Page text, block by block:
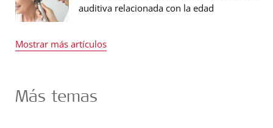
auditiva relacionada con la edad
Mostrar más artículos
Más temas